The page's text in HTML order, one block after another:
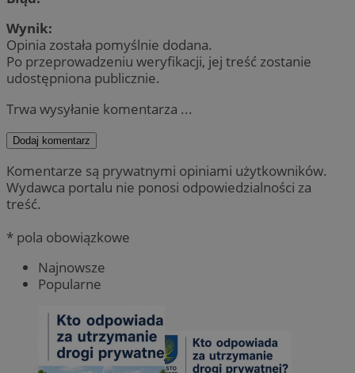
Wynik:
Opinia została pomyślnie dodana.
Po przeprowadzeniu weryfikacji, jej treść zostanie
udostępniona publicznie.
Trwa wysyłanie komentarza ...
Dodaj komentarz
Komentarze są prywatnymi opiniami użytkowników.
Wydawca portalu nie ponosi odpowiedzialności za
treść.
* pola obowiązkowe
Najnowsze
Popularne